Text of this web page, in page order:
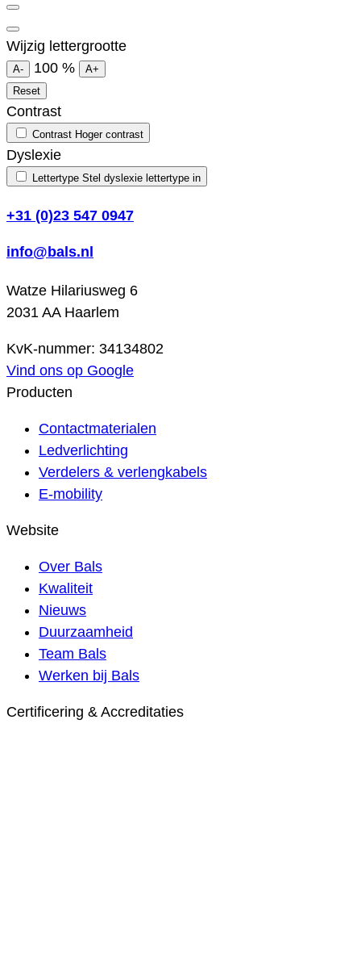
Wijzig lettergrootte
A- 100 %
A+
Reset
Contrast
Contrast Hoger contrast
Dyslexie
Lettertype Stel dyslexie lettertype in
+31 (0)23 547 0947
info@bals.nl
Watze Hilariusweg 6
2031 AA Haarlem
KvK-nummer: 34134802
Vind ons op Google
Producten
Contactmaterialen
Ledverlichting
Verdelers & verlengkabels
E-mobility
Website
Over Bals
Kwaliteit
Nieuws
Duurzaamheid
Team Bals
Werken bij Bals
Certificering & Accreditaties